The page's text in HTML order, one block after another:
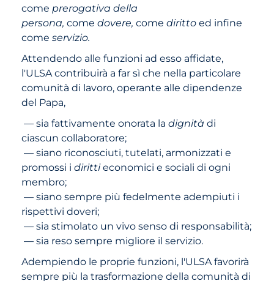
come prerogativa della
persona, come dovere, come dirittoed infine
come servizio.
Attendendo alle funzioni ad esso affidate,
l'ULSA contribuirà a far sì che nella particolare
comunità di lavoro, operante alle dipendenze
del Papa,
— sia fattivamente onorata la dignità di
ciascun collaboratore;
— siano riconosciuti, tutelati, armonizzati e
promossi i dirittieconomici e sociali di ogni
membro;
— siano sempre più fedelmente adempiuti i
rispettivi doveri;
— sia stimolato un vivo senso di responsabilità;
— sia reso sempre migliore il servizio.
Adempiendo le proprie funzioni, l'ULSA favorirà
sempre più la trasformazione della comunità di